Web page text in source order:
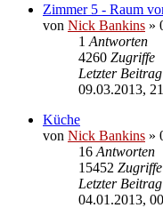
Zimmer 5 - Raum
von Nick Bankins »
1 Antworten
4260 Zugriffe
Letzter Beitrag
09.03.2013,
Küche
von Nick Bankins »
16 Antworten
15452 Zugriffe
Letzter Beitrag
04.01.2013,